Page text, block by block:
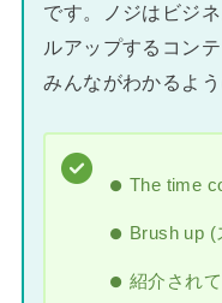
です。ノジはビジ
ルアップするコン
みんながわかるよ
The time
Brush up (
紹介され